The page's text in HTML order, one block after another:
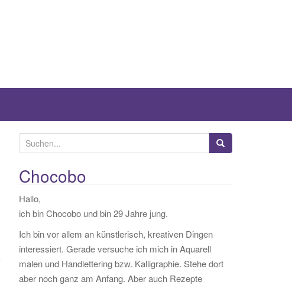
u
c
h
e
n
a
c
Chocobo
Hallo,
ich bin Chocobo und bin 29 Jahre jung.
Ich bin vor allem an künstlerisch, kreativen Dingen
interessiert. Gerade versuche ich mich in Aquarell
malen und Handlettering bzw. Kalligraphie. Stehe dort
aber noch ganz am Anfang. Aber auch Rezepte